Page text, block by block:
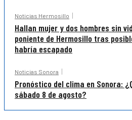
Noticias Hermosillo
Hallan mujer y dos hombres sin
poniente de Hermosillo tras
habría escapado
Noticias Sonora
Pronóstico del clima en Sonora:
sábado 8 de agosto?